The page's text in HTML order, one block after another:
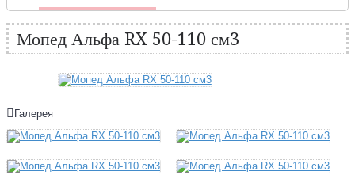
Мопед Альфа RX 50-110 см3
Галерея